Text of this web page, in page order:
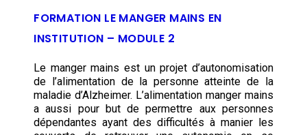
FORMATION LE MANGER MAINS EN
INSTITUTION – MODULE 2
Le manger mains est un projet d’autonomisation
de l’alimentation de la personne atteinte de la
maladie d’Alzheimer. L’alimentation manger mains
a aussi pour but de permettre aux personnes
dépendantes ayant des difficultés à manier les